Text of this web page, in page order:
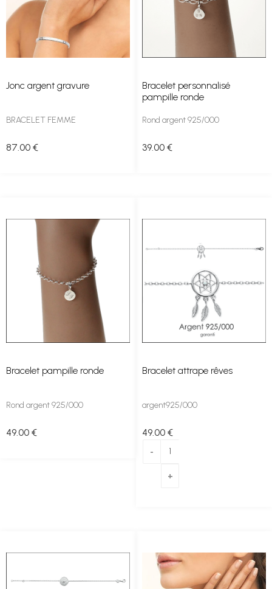
Jonc argent gravure
BRACELET FEMME
87 .00 €
Bracelet personnalisé
pampille ronde
Rond argent 925/000
39.00 €
Bracelet pampille ronde
Rond argent 925/000
49.00 €
Bracelet attrape rêves
argent925/000
49.00 €